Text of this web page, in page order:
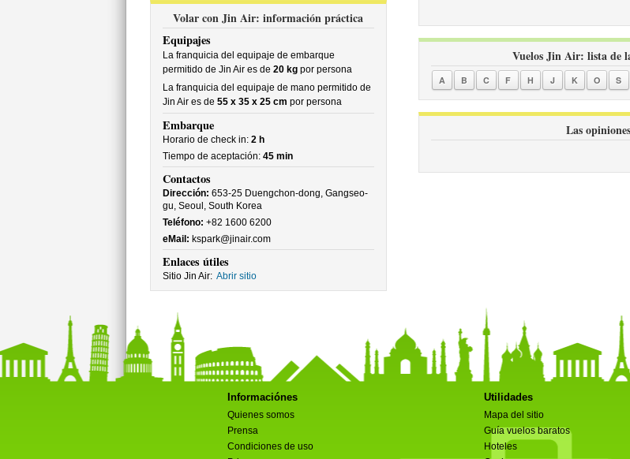
Volar con Jin Air: información práctica
Equipajes
La franquicia del equipaje de embarque
permitido de Jin Air es de 20 kgpor persona
La franquicia del equipaje de mano permitido de
Jin Air es de 55 x 35 x 25 cm por persona
Embarque
Horario de check in: 2 h
Tiempo de aceptación: 45 min
Contactos
Dirección: 653-25 Duengchon-dong, Gangseo-
gu, Seoul, South Korea
Teléfono: +82 1600 6200
eMail: kspark@jinair.com
Enlaces útiles
Sitio Jin Air: Abrir sitio
Vuelos Jin Air: lista de
A B C F H J K O S
Las
Informaciónes
Quienes somos
Prensa
Condiciones de uso
Utilidades
Mapa del sitio
Guía vuelos baratos
Hoteles